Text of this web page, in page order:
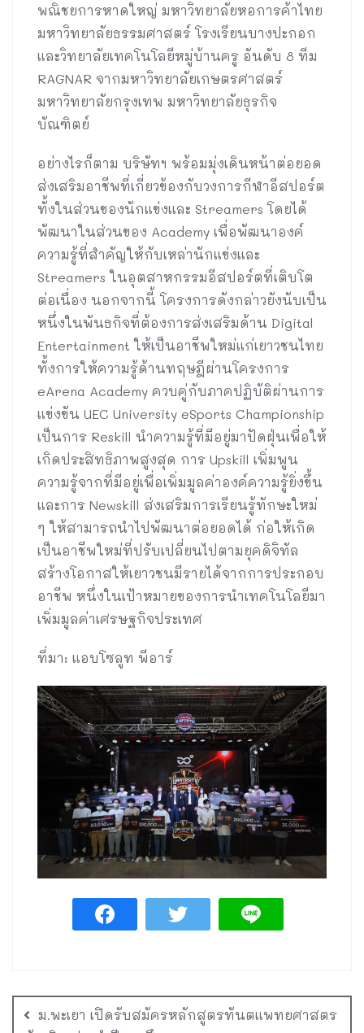
พณิชยการหาดใหญ่ มหาวิทยาลัยหอการค้าไทย
มหาวิทยาลัยธรรมศาสตร์ โรงเรียนบางปะกอก
และวิทยาลัยเทคโนโลยีหมู่บ้านครู อันดับ 8 ทีม
RAGNAR จากมหาวิทยาลัยเกษตรศาสตร์
มหาวิทยาลัยกรุงเทพ มหาวิทยาลัยธุรกิจ
บัณฑิตย์
อย่างไรก็ตาม บริษัทฯ พร้อมมุ่งเดินหน้าต่อยอด
ส่งเสริมอาชีพที่เกี่ยวข้องกับวงการกีฬาอีสปอร์ต
ทั้งในส่วนของนักแข่งและ Streamers โดยได้
พัฒนาในส่วนของ Academy เพื่อพัฒนาองค์
ความรู้ที่สำคัญให้กับเหล่านักแข่งและ
Streamers ในอุตสาหกรรมอีสปอร์ตที่เติบโต
ต่อเนื่อง นอกจากนี้ โครงการดังกล่าวยังนับเป็น
หนึ่งในพันธกิจที่ต้องการส่งเสริมด้าน Digital
Entertainment ให้เป็นอาชีพใหม่แก่เยาวชนไทย
ทั้งการให้ความรู้ด้านทฤษฎีผ่านโครงการ
eArena Academy ควบคู่กับภาคปฏิบัติผ่านการ
แข่งขัน UEC University eSports Championship
เป็นการ Reskill นำความรู้ที่มีอยู่มาปัดฝุ่นเพื่อให้
เกิดประสิทธิภาพสูงสุด การ Upskill เพิ่มพูน
ความรู้จากที่มีอยู่เพื่อเพิ่มมูลค่าองค์ความรู้ยิ่งขึ้น
และการ Newskill ส่งเสริมการเรียนรู้ทักษะใหม่
ๆ ให้สามารถนำไปพัฒนาต่อยอดได้ ก่อให้เกิด
เป็นอาชีพใหม่ที่ปรับเปลี่ยนไปตามยุคดิจิทัล
สร้างโอกาสให้เยาวชนมีรายได้จากการประกอบ
อาชีพ หนึ่งในเป้าหมายของการนำเทคโนโลยีมา
เพิ่มมูลค่าเศรษฐกิจประเทศ
ที่มา: แอบโซลูท พีอาร์
ม.พะเยา เปิดรับสมัครหลักสูตรทันตแพทยศาสตร